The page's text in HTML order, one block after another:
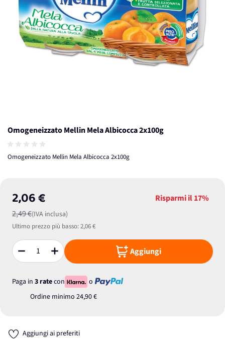
Omogeneizzato Mellin Mela Albicocca 2x100g
Omogeneizzato Mellin Mela Albicocca 2x100g
2,06 €
2,49 €(IVA inclusa)
Risparmi il17%
Ultimo prezzo più basso:2,06 €
Quantità Aggiungi
Paga in 3 ratecon
o
Ordine minimo 24,90 €
Aggiungi ai preferiti